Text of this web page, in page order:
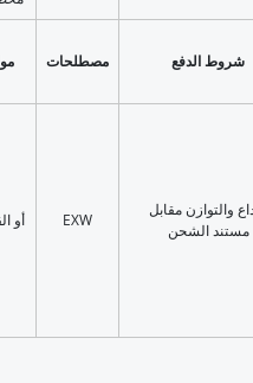
مصطلحات شروط الدفع
أو EXW
مستند الشحن